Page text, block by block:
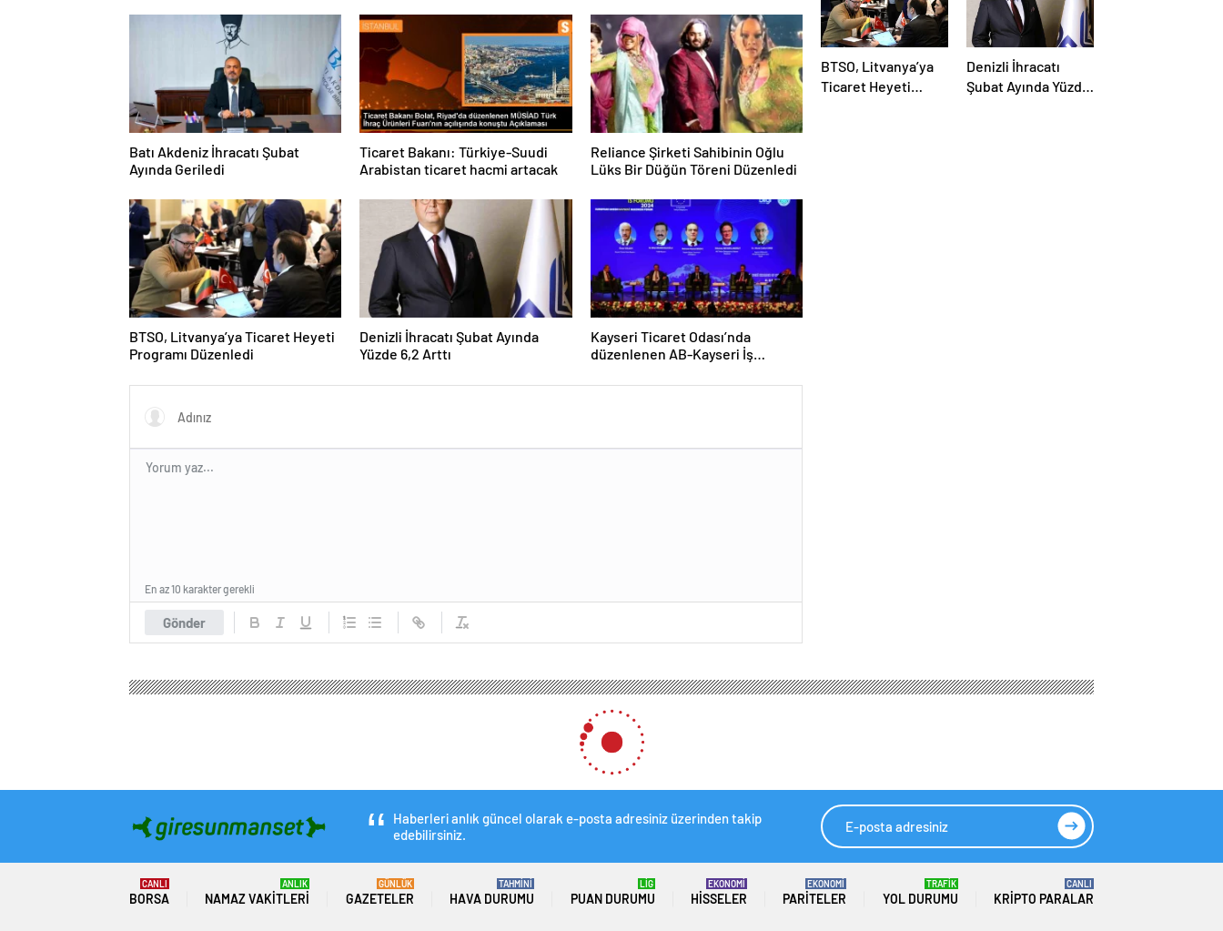
Batı Akdeniz İhracatı Şubat
Ayında Geriledi
Ticaret Bakanı: Türkiye-Suudi
Arabistan ticaret hacmi artacak
Reliance Şirketi Sahibinin Oğlu
Lüks Bir Düğün Töreni Düzenledi
BTSO, Litvanya’ya Ticaret Heyeti
Programı Düzenledi
Denizli İhracatı Şubat Ayında
Yüzde 6,2 Arttı
Kayseri Ticaret Odası’nda
düzenlenen AB-Kayseri İş
dijitalleşme vurgusu yapıldı
Gönder
En az 10 karakter gerekli
BTSO, Litvanya’ya
Ticaret Heyeti
Denizli İhracatı
Şubat Ayında Yüzde
Haberleri anlık güncel olarak e-posta adresiniz üzerinden takip
edebilirsiniz.
BORSA
CANLI
NAMAZ VAKITLERI
ANLIK
GAZETELER
GÜNLÜK
HAVA DURUMU
TAHMİNİ
PUAN DURUMU
LİG
HISSELER
EKONOMİ
PARITELER
EKONOMİ
YOL DURUMU
TRAFİK
KRIPTO PARALAR
CANLI